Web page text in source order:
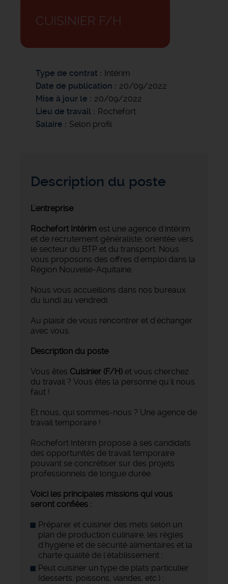
CUISINIER F/H
Type de contrat
Intérim
Date de publication
20/09/2022
Mise à jour le
20/09/2022
Lieu de travail
Rochefort
Salaire
Selon profil
Description du poste
L'entreprise
Rochefort Intérim est une agence d'intérim
et de recrutement généraliste, orientée vers
le secteur du BTP et du transport. Nous
vous proposons des offres d'emploi dans la
Région Nouvelle-Aquitaine.
Nous vous accueillons dans nos bureaux
du lundi au vendredi.
Au plaisir de vous rencontrer et d'échanger
avec vous.
Description du poste
Vous êtes Cuisinier (F/H) et vous cherchez
du travail ? Vous êtes la personne qu’il nous
faut !
Et nous, qui sommes-nous ? Une agence de
travail temporaire !
Rochefort Intérim propose à ses candidats
des opportunités de travail temporaire
pouvant se concrétiser sur des projets
professionnels de longue durée.
Voici les principales missions qui vous
seront confiées :
Préparer et cuisiner des mets selon un
plan de production culinaire, les règles
d'hygiène et de sécurité alimentaires et la
charte qualité de l'établissement ;
Peut cuisiner un type de plats particulier
(desserts, poissons, viandes, etc.) ;